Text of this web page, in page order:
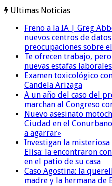
Ultimas Noticias
Freno a la IA | Greg
nuevos centros de
preocupaciones sobre
Te ofrecen trabajo,
nuevas estafas
Examen toxicológico
Candela Arizaga
A un año del caso del
marchan al Congreso
Nuevo asesinato
Ciudad en el
a agarrar»
Investigan la
Elisa: la encontraron
en el patio de su casa
Caso Agostina: la
madre y la hermana